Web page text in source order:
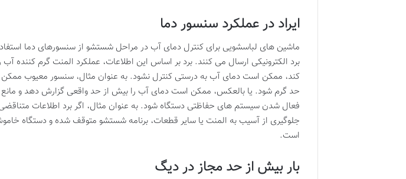
ایراد در عملکرد سنسور دما
ماشین های لباسشویی برای کنترل دمای آب در مراحل شستشو از سنسورهای دما
برد الکترونیکی ارسال می کنند. برد بر اساس این اطلاعات، عملکرد المنت گرم کننده
کند، ممکن است دمای آب به درستی کنترل نشود. به عنوان مثال، سنسور معیوب
حد گرم شود. یا بالعکس، ممکن است دمای آب را بیش از حد واقعی گزارش دهد و مانع
فعال شدن سیستم های حفاظتی دستگاه شود. به عنوان مثال، اگر برد اطلاعات
جلوگیری از آسیب به المنت یا سایر قطعات، برنامه شستشو متوقف شده و دستگاه
است.
بار بیش از حد مجاز در دیگ